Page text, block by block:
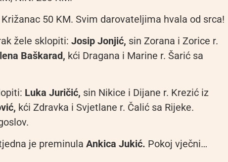
Križanac 50 KM. Svim darovateljima hvala od srca!
žele sklopiti: Josip Jonjić, sin Zorana i Zorice r.
Baškarad, kći Dragana i Marine r. Šarić sa
Luka Juričić, sin Nikice i Dijane r. Krezić iz
kći Zdravka i Svjetlane r. Čalić sa Rijeke.
je preminula Ankica Jukić. Pokoj vječni…